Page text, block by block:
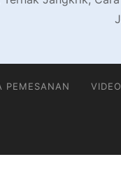
PEMESANAN VIDEO